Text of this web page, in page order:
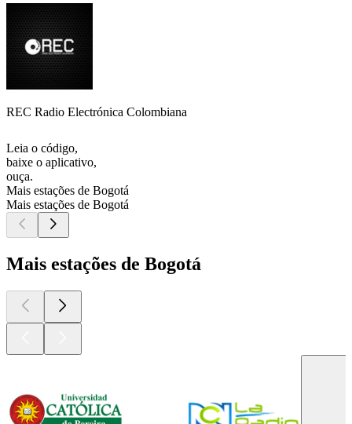
REC Radio Electrónica Colombiana
Leia o código,
baixe o aplicativo,
ouça.
Mais estações de Bogotá
Mais estações de Bogotá
Mais estações de Bogotá